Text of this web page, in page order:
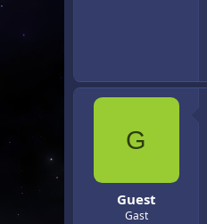
G
Guest
Gast